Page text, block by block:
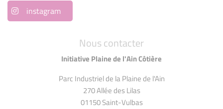
Nous contacter
Initiative Plaine de l'Ain Côtière
Parc Industriel de la Plaine de l'Ain
270 Allée des Lilas
01150 Saint-Vulbas
instagram